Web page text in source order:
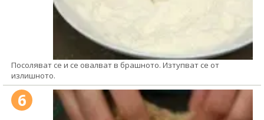
Посоляват се и се овалват в брашното. Изтупват се от
излишното.
6